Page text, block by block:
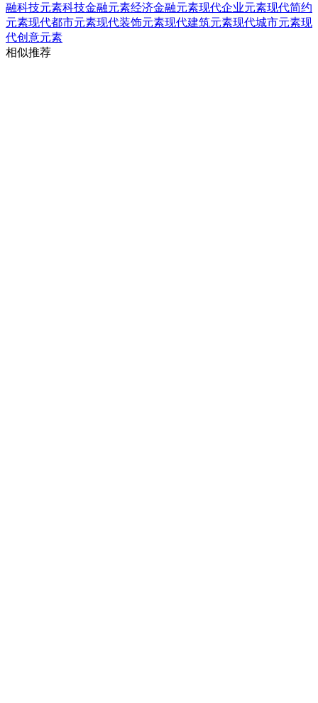
融科技元素科技金融元素经济金融元素现代企业元素现代简约
元素现代都市元素现代装饰元素现代建筑元素现代城市元素现
代创意元素
相似推荐